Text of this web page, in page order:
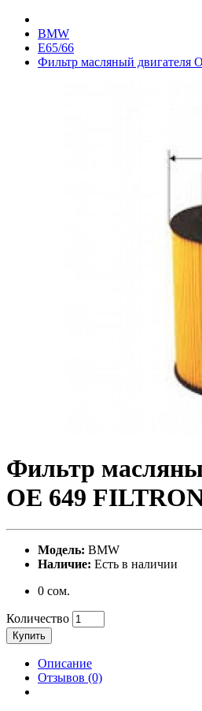
BMW
E65/66
Фильтр масляный двигателя
Фильтр
OE 649
Модель: BMW
Наличие: Есть в наличии
0 сом.
Количество
Купить
Описание
Отзывов (0)